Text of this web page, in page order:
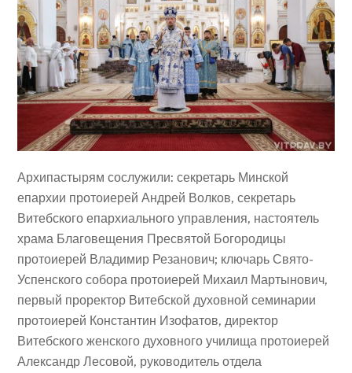
Архипастырям сослужили: секретарь Минской
епархии протоиерей Андрей Волков, секретарь
Витебского епархиального управления, настоятель
храма Благовещения Пресвятой Богородицы
протоиерей Владимир Резанович; ключарь Свято-
Успенского собора протоиерей Михаил Мартынович,
первый проректор Витебской духовной семинарии
протоиерей Константин Изофатов, директор
Витебского женского духовного училища протоиерей
Александр Лесовой, руководитель отдела